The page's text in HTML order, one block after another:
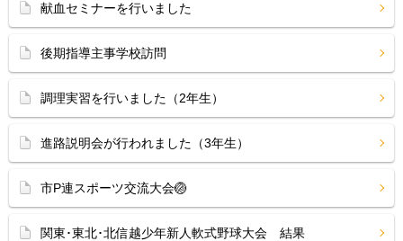
献血セミナーを行いました
後期指導主事学校訪問
調理実習を行いました（2年生）
進路説明会が行われました（3年生）
市P連スポーツ交流大会🏐
関東･東北･北信越少年新人軟式野球大会 結果